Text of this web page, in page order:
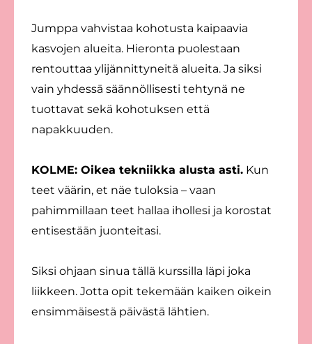
Jumppa vahvistaa kohotusta kaipaavia
kasvojen alueita. Hieronta puolestaan
rentouttaa ylijännittyneitä alueita. Ja siksi
vain yhdessä säännöllisesti tehtynä ne
tuottavat sekä kohotuksen että
napakkuuden.
KOLME: Oikea tekniikka alusta asti. Kun
teet väärin, et näe tuloksia – vaan
pahimmillaan teet hallaa ihollesi ja korostat
entisestään juonteitasi.
Siksi ohjaan sinua tällä kurssilla läpi joka
liikkeen. Jotta opit tekemään kaiken oikein
ensimmäisestä päivästä lähtien.